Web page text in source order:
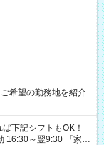
希望の勤務地を紹介
～翌9:30 「家族